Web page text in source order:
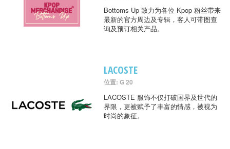
Bottoms Up 致力为各位 Kpop 粉丝带来
最新的官方周边及专辑，客人可带图查
询及预订相关产品。
LACOSTE
位置: G 20
LACOSTE 服饰不仅打破国界及世代的
界限，更被赋予了丰富的情感，被视为
时尚的象征。